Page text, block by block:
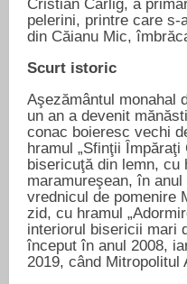
Cristian Cârlig, a
pelerini, printre care s-
din Căianu Mic,
Scurt istoric
Aşezământul monahal
un an a devenit
conac boieresc vechi
hramul „Sfinţii
bisericuţă din lemn, cu
maramureşean, în
vrednicul de pomenire
zid, cu hramul
interiorul bisericii mari
început în anul 2008,
2019, când Mitropolitul